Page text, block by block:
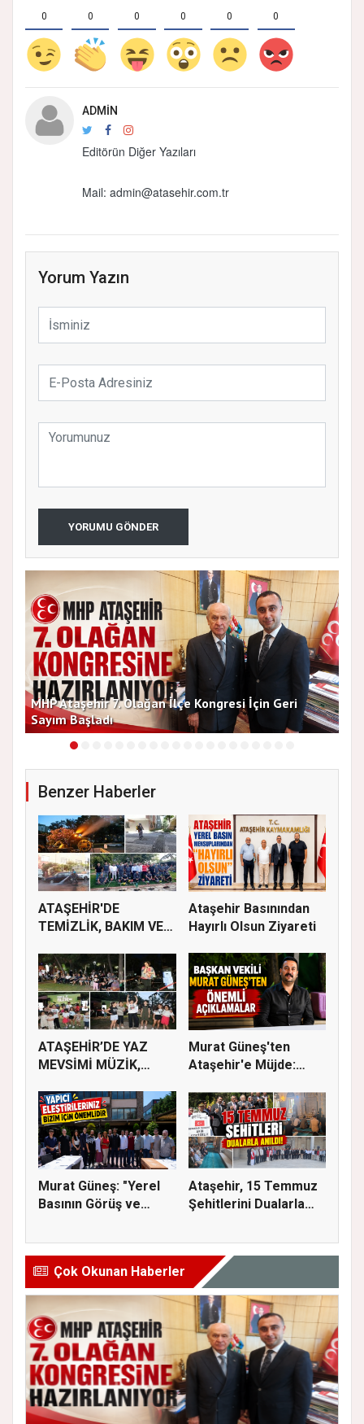
0 0 0 0 0 0
ADMIN
Editörün Diğer Yazıları
Mail: admin@atasehir.com.tr
Yorum Yazın
YORUMU GÖNDER
MHP Ataşehir 7. Olağan İlçe Kongresi İçin Geri
Sayım Başladı
Benzer Haberler
ATAŞEHİR'DE
TEMİZLİK, BAKIM VE
Ataşehir Basınından
Hayırlı Olsun Ziyareti
ATAŞEHİR’DE YAZ
MEVSİMİ MÜZİK,
Murat Güneş'ten
Ataşehir'e Müjde:
Murat Güneş: "Yerel
Basının Görüş ve
Ataşehir, 15 Temmuz
Şehitlerini Dualarla
Çok Okunan Haberler